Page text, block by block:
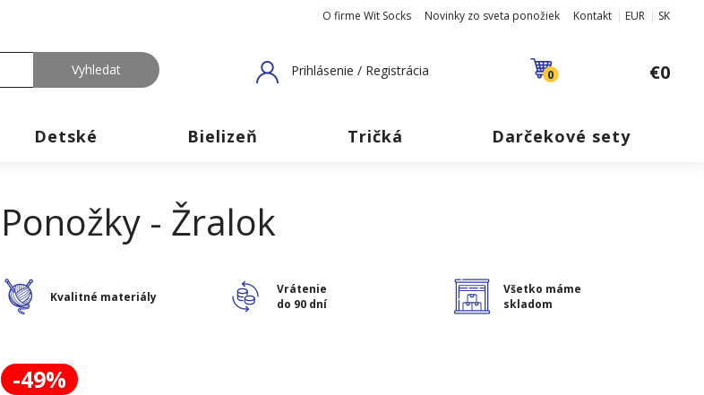
O firme Wit Socks Novinky zo sveta ponožiek Kontakt EUR SK
Prihlásenie / Registrácia 0 €0
Detské Bielizeň Tričká Darčekové sety
Ponožky - Žralok
Kvalitné materiály
Vrátenie
do 90 dní
Všetko máme
skladom
-49%